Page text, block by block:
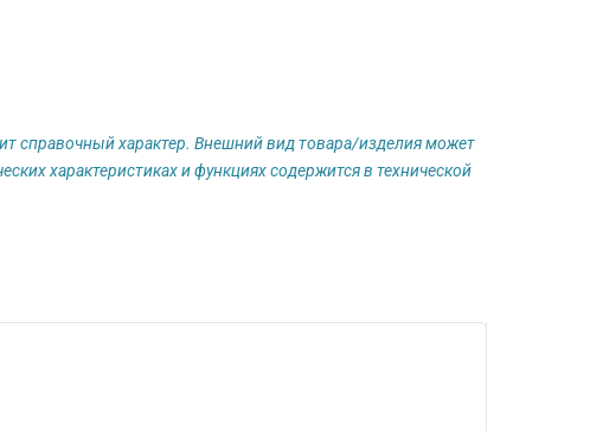
справочный характер. Внешний вид товара/изделия может
характеристиках и функциях содержится в технической